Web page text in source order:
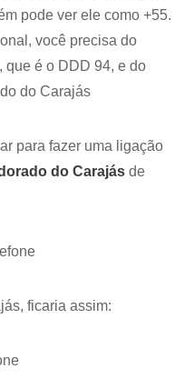
pode ver ele como +55.
você precisa do
que é o DDD 94, e do
do Carajás
para fazer uma ligação
do Carajás de
ficaria assim: